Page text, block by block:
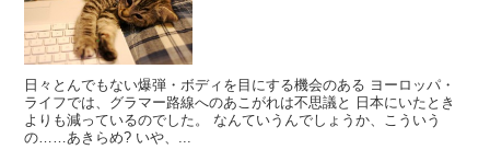
日々とんでもない爆弾・ボディを目にする機会のある ヨーロッパ・
ライフでは、グラマー路線へのあこがれは不思議と 日本にいたとき
よりも減っているのでした。 なんていうんでしょうか、こういう
の……あきらめ? いや、...